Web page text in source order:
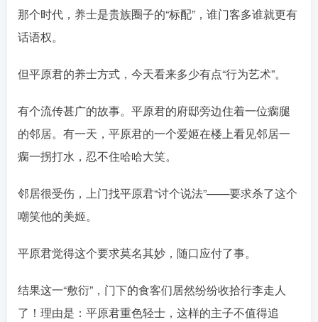
那个时代，养士是贵族圈子的“标配”，谁门客多谁就更有
话语权。󠄹󠅀󠄪󠄢󠄡󠄦󠄞󠄧󠄣󠄞󠄢󠄡󠄦󠄞󠄡󠄩󠅬󠅅󠅃󠄵󠅂󠄪󠅗󠅥󠅕󠅣󠅤󠅬󠅄󠄹󠄽󠄵󠄪󠄢󠄠󠄢󠄦󠄝󠄠󠄨󠄝󠄠󠄨󠄐󠄠󠄨󠄪󠄥󠄤󠄪󠄤󠄣󠅬󠅨󠅙󠅑󠅟󠅗󠅒󠄞󠅓󠅟󠅝󠄐󠇕󠆠󠅿󠇖󠆄󠆩󠇕󠅿󠆈󠇗󠆭󠆁󠄐󠇗󠅹󠅸󠇖󠆍󠅳󠇖󠅹󠅰󠇖󠆌󠅹
但平原君的养士方式，今天看来多少有点“行为艺术”。
有个流传甚广的故事。平原君的府邸旁边住着一位瘸腿
的邻居。有一天，平原君的一个爱姬在楼上看见邻居一
瘸一拐打水，忍不住哈哈大笑。󠄹󠅀󠄪󠄢󠄡󠄦󠄞󠄧󠄣󠄞󠄢󠄡󠄦󠄞󠄡󠄩󠅬󠅅󠅃󠄵󠅂󠄪󠅗󠅥󠅕󠅣󠅤󠅬󠅄󠄹󠄽󠄵󠄪󠄢󠄠󠄢󠄦󠄝󠄠󠄨󠄝󠄠󠄨󠄐󠄠󠄨󠄪󠄥󠄤󠄪󠄤󠄣󠅬󠅨󠅙󠅑󠅟󠅗󠅒󠄞󠅓󠅟󠅝󠄐󠇕󠆠󠅿󠇖󠆄󠆩󠇕󠅿󠆈󠇗󠆭󠆁󠄐󠇗󠅹󠅸󠇖󠆍󠅳󠇖󠅹󠅰󠇖󠆌󠅹
邻居很受伤，上门找平原君“讨个说法”——要求杀了这个
嘲笑他的美姬。󠄹󠅀󠄪󠄢󠄡󠄦󠄞󠄧󠄣󠄞󠄢󠄡󠄦󠄞󠄡󠄩󠅬󠅅󠅃󠄵󠅂󠄪󠅗󠅥󠅕󠅣󠅤󠅬󠅄󠄹󠄽󠄵󠄪󠄢󠄠󠄢󠄦󠄝󠄠󠄨󠄝󠄠󠄨󠄐󠄠󠄨󠄪󠄥󠄤󠄪󠄤󠄣󠅬󠅨󠅙󠅑󠅟󠅗󠅒󠄞󠅓󠅟󠅝󠄐󠇕󠆠󠅿󠇖󠆄󠆩󠇕󠅿󠆈󠇗󠆭󠆁󠄐󠇗󠅹󠅸󠇖󠆍󠅳󠇖󠅹󠅰󠇖󠆌󠅹
平原君觉得这个要求莫名其妙，随口应付了事。
结果这一“敷衍”，门下的食客们居然纷纷收拾行李走人
了！理由是：平原君重色轻士，这样的主子不值得追